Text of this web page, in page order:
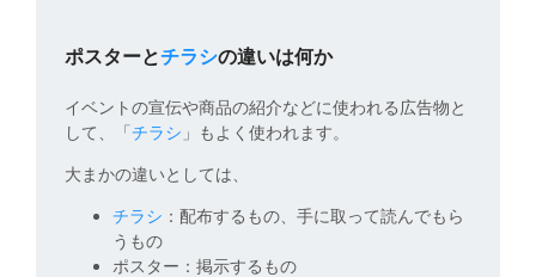
ポスターとチラシの違いは何か
イベントの宣伝や商品の紹介などに使われる広告物と
して、「チラシ 」もよく使われます。
大まかの違いとしては、
チラシ ：配布するもの、手に取って読んでもら
うもの
ポスター：掲示するもの